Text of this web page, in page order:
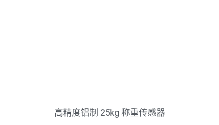
高精度铝制 25kg 称重传感器